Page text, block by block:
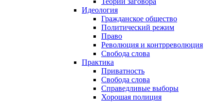
Идеология
Гражданское общество
Политический режим
Право
Революция и контрреволюция
Свобода слова
Практика
Приватность
Свобода слова
Справедливые выборы
Хорошая полиция